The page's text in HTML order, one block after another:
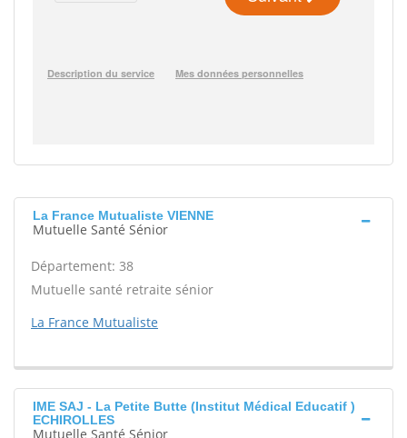
La France Mutualiste VIENNE
Mutuelle Santé Sénior
Département: 38
Mutuelle santé retraite sénior
La France Mutualiste
IME SAJ - La Petite Butte (Institut Médical Educatif )
ECHIROLLES
Mutuelle Santé Sénior